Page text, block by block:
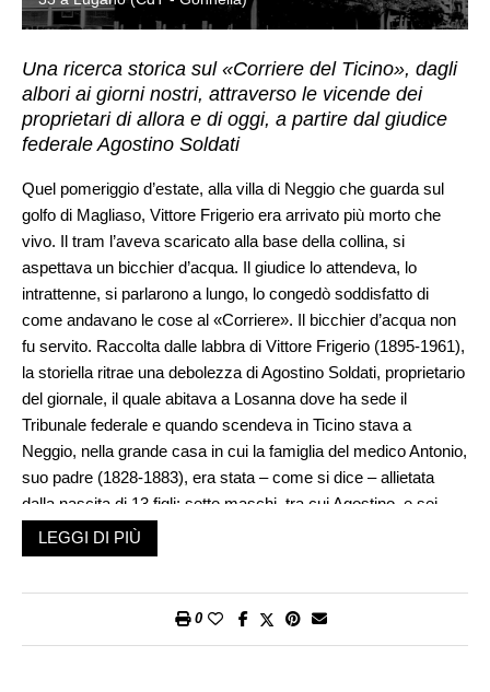
Una ricerca storica sul «Corriere del Ticino», dagli
albori ai giorni nostri, attraverso le vicende dei
proprietari di allora e di oggi, a partire dal giudice
federale Agostino Soldati
Quel pomeriggio d’estate, alla villa di Neggio che guarda sul
golfo di Magliaso, Vittore Frigerio era arrivato più morto che
vivo. Il tram l’aveva scaricato alla base della collina, si
aspettava un bicchier d’acqua. Il giudice lo attendeva, lo
intrattenne, si parlarono a lungo, lo congedò soddisfatto di
come andavano le cose al «Corriere». Il bicchier d’acqua non
fu servito. Raccolta dalle labbra di Vittore Frigerio (1895-1961),
la storiella ritrae una debolezza di Agostino Soldati, proprietario
del giornale, il quale abitava a Losanna dove ha sede il
Tribunale federale e quando scendeva in Ticino stava a
Neggio, nella grande casa in cui la famiglia del medico Antonio,
suo padre (1828-1883), era stata – come si dice – allietata
dalla nascita di 13 figli: sette maschi, tra cui Agostino, e sei
bambine.
Del «Corriere del Ticino», Agostino Soldati era rimasto l’unico
, rifletteva sulla cattiva esperienza di molte famiglie di
LEGGI DI PIÙ
0